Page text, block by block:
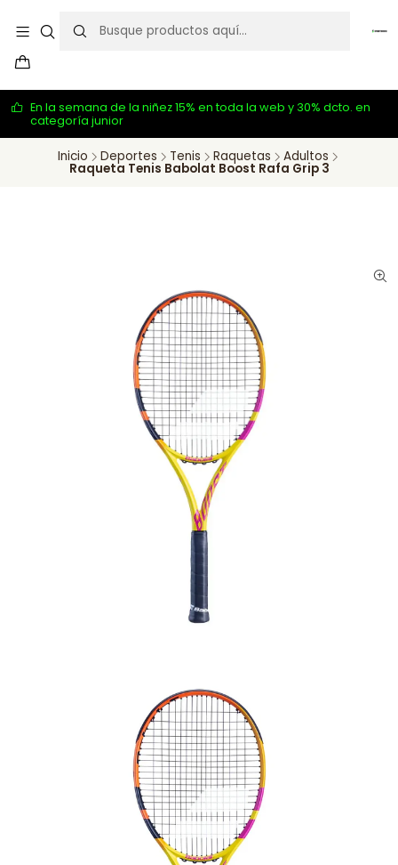
En la semana de la niñez 15% en toda la web y 30% dcto. en
categoría junior
Inicio Deportes Tenis Raquetas Adultos
Raqueta Tenis Babolat Boost Rafa Grip 3